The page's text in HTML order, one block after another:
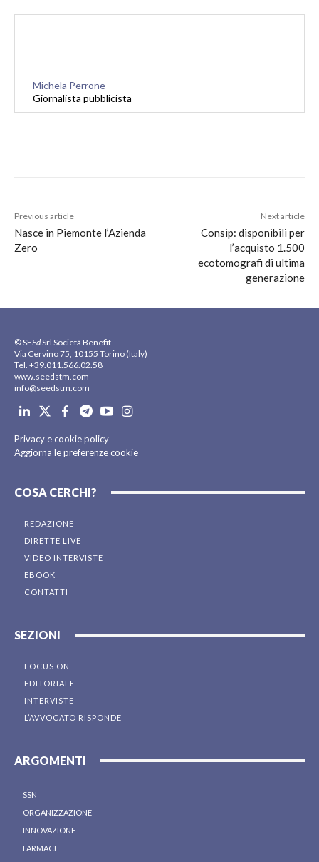
Michela Perrone
Giornalista pubblicista
Previous article
Nasce in Piemonte l’Azienda
Zero
Next article
Consip: disponibili per
l’acquisto 1.500
ecotomografi di ultima
generazione
© SEEdSrl Società Benefit
Via Cervino 75, 10155 Torino (Italy)
Tel. +39.011.566.02.58
www.seedstm.com
info@seedstm.com
Privacy e cookie policy
Aggiorna le preferenze cookie
COSA CERCHI?
REDAZIONE
DIRETTE LIVE
VIDEO INTERVISTE
EBOOK
CONTATTI
SEZIONI
FOCUS ON
EDITORIALE
INTERVISTE
L’AVVOCATO RISPONDE
ARGOMENTI
SSN
ORGANIZZAZIONE
INNOVAZIONE
FARMACI